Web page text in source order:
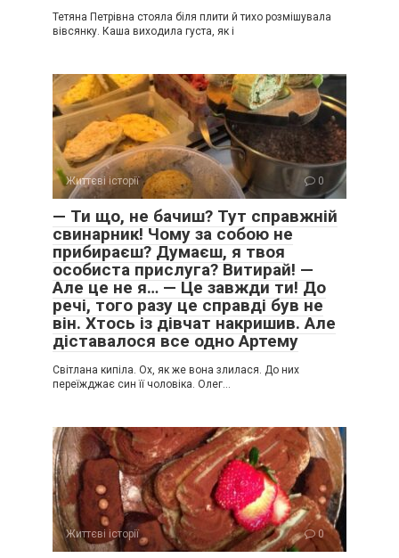
Тетяна Петрівна стояла біля плити й тихо розмішувала
вівсянку. Каша виходила густа, як і
Життєві історії 0
— Ти що, не бачиш? Тут справжній
свинарник! Чому за собою не
прибираєш? Думаєш, я твоя
особиста прислуга? Витирай! —
Але це не я… — Це завжди ти! До
речі, того разу це справді був не
він. Хтось із дівчат накришив. Але
діставалося все одно Артему
Світлана кипіла. Ох, як же вона злилася. До них
переїжджає син її чоловіка. Олег…
Життєві історії 0